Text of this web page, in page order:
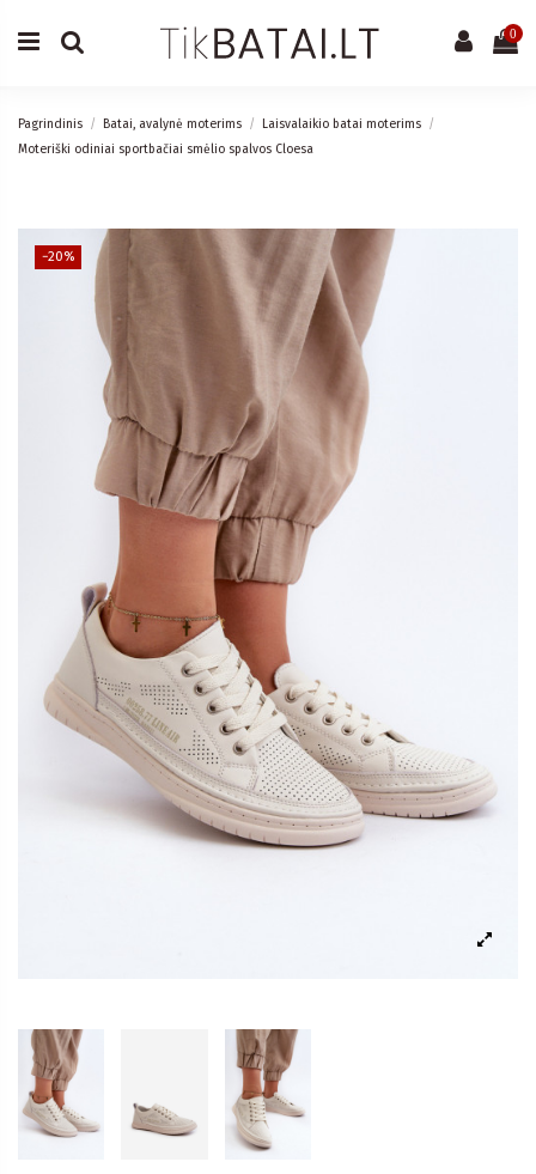
0
Pagrindinis Batai, avalynė moterims
Laisvalaikio batai moterims
Moteriški odiniai sportbačiai smėlio spalvos Cloesa
−20%